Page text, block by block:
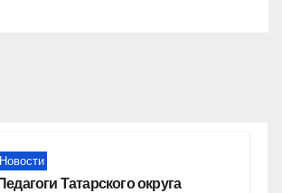
Новости
Педагоги Татарского округа